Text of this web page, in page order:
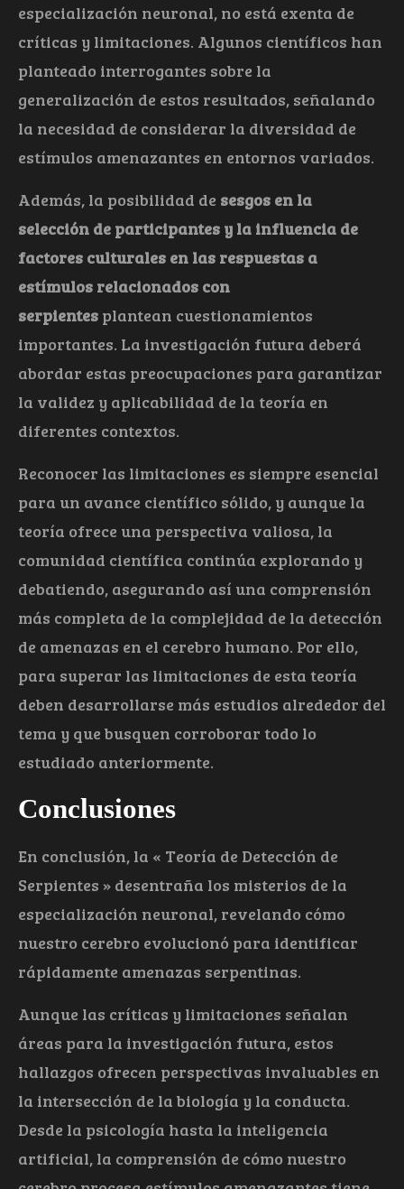
especialización neuronal, no está exenta de
críticas y limitaciones. Algunos científicos han
planteado interrogantes sobre la
generalización de estos resultados, señalando
la necesidad de considerar la diversidad de
estímulos amenazantes en entornos variados.
Además, la posibilidad de sesgos en la
selección de participantes y la influencia de
factores culturales en las respuestas a
estímulos relacionados con
serpientes plantean cuestionamientos
importantes. La investigación futura deberá
abordar estas preocupaciones para garantizar
la validez y aplicabilidad de la teoría en
diferentes contextos.
Reconocer las limitaciones es siempre esencial
para un avance científico sólido, y aunque la
teoría ofrece una perspectiva valiosa, la
comunidad científica continúa explorando y
debatiendo, asegurando así una comprensión
más completa de la complejidad de la detección
de amenazas en el cerebro humano. Por ello,
para superar las limitaciones de esta teoría
deben desarrollarse más estudios alrededor del
tema y que busquen corroborar todo lo
estudiado anteriormente.
Conclusiones
En conclusión, la « Teoría de Detección de
Serpientes » desentraña los misterios de la
especialización neuronal, revelando cómo
nuestro cerebro evolucionó para identificar
rápidamente amenazas serpentinas.
Aunque las críticas y limitaciones señalan
áreas para la investigación futura, estos
hallazgos ofrecen perspectivas invaluables en
la intersección de la biología y la conducta.
Desde la psicología hasta la inteligencia
artificial, la comprensión de cómo nuestro